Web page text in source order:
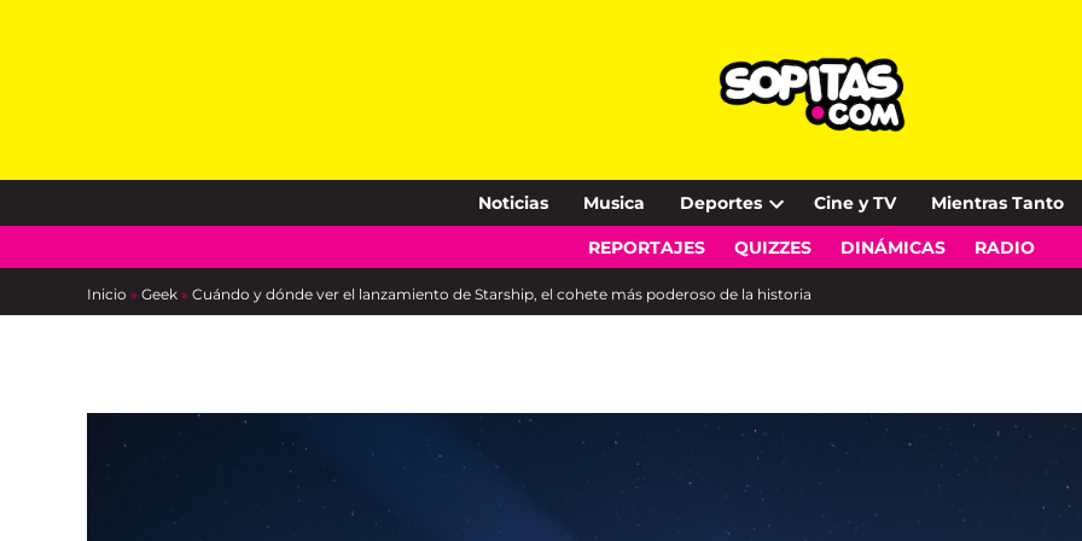
Noticias Musica Deportes
Open
dropdown
Cine y TV Mientras Tanto
REPORTAJES QUIZZES DINÁMICAS RADIO
Inicio » Geek » Cuándo y dónde ver el lanzamiento de Starship, el cohete más poderoso de la historia